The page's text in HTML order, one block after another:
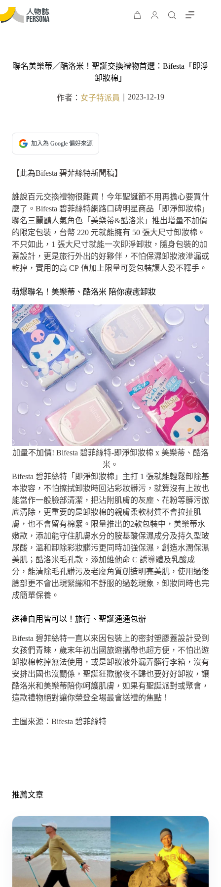
聯名美樂蒂／酷洛米！聖誕交換禮物首選：Bifesta「即淨
卸妝棉」
作者： 女子特派員 2023-12-19
加入為 Google 偏好來源
【此為Bifesta 碧菲絲特新聞稿】
誰說百元交換禮物很難買！今年聖誕節不用再擔心要買什
麼了。Bifesta 碧菲絲特網路口碑明星商品「即淨卸妝棉」
聯名三麗鷗人氣角色「美樂蒂&酷洛米」推出增量不加價
的限定包裝，台幣 220 元就能擁有 50 張大尺寸卸妝棉。
不只如此，1 張大尺寸就能一次即淨卸妝，隨身包裝的加
蓋設計，更是旅行外出的好夥伴，不怕保濕卸妝液滲漏或
乾掉，實用的高 CP 值加上限量可愛包裝讓人愛不釋手。
萌爆聯名！美樂蒂、酷洛米 陪你療癒卸妝
加量不加價! Bifesta 碧菲絲特-即淨卸妝棉 x 美樂蒂、酷洛
米。
Bifesta 碧菲絲特「即淨卸妝棉」主打 1 張就能輕鬆卸除基
本妝容，不怕擦拭卸妝時回沾彩妝髒污，就算沒有上妝也
能當作一般臉部清潔，把沾附肌膚的灰塵、花粉等髒污徹
底清除，更重要的是卸妝棉的親膚柔軟材質不會拉扯肌
膚，也不會留有棉絮。限量推出的2款包裝中，美樂蒂水
嫩款，添加能守住肌膚水分的胺基酸保濕成分及持久型玻
尿酸，溫和卸除彩妝髒污更同時加強保濕，創造水潤保濕
美肌；酷洛米毛孔款，添加維他命 C 誘導體及乳酸成
分，能清除毛孔髒污及老廢角質創造明亮美肌，使用過後
臉部更不會出現緊繃和不舒服的過乾現象，卸妝同時也完
成簡單保養。
送禮自用皆可以！旅行、聖誕通通包辦
Bifesta 碧菲絲特一直以來因包裝上的密封塑膠蓋設計受到
女孩們青睞，歲末年初出國旅遊攜帶也超方便，不怕出遊
卸妝棉乾掉無法使用，或是卸妝液外漏弄髒行李箱，沒有
安排出國也沒關係，聖誕狂歡徹夜不歸也要好好卸妝，讓
酷洛米和美樂蒂陪你呵護肌膚，如果有聖誕派對或聚會，
這款禮物絕對讓你榮登全場最會送禮的焦點！
主圖來源：Bifesta 碧菲絲特
推薦文章